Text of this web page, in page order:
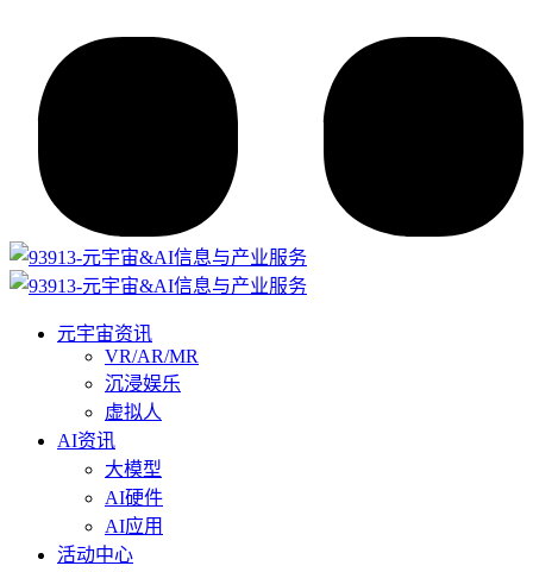
元宇宙资讯
VR/AR/MR
沉浸娱乐
虚拟人
AI资讯
大模型
AI硬件
AI应用
活动中心